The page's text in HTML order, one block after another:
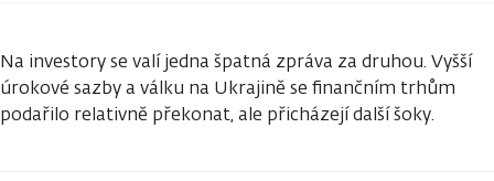
Na investory se valí jedna špatná zpráva za druhou. Vyšší
úrokové sazby a válku na Ukrajině se finančním trhům
podařilo relativně překonat, ale přicházejí další šoky.